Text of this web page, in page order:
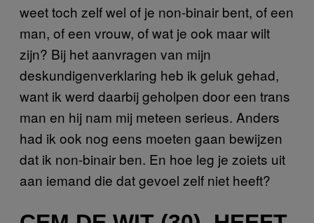
weet toch zelf wel of je non-binair bent, of een
man, of een vrouw, of wat je ook maar wilt
zijn? Bij het aanvragen van mijn
deskundigenverklaring heb ik geluk gehad,
want ik werd daarbij geholpen door een trans
man en hij nam mij meteen serieus. Anders
had ik ook nog eens moeten gaan bewijzen
dat ik non-binair ben. En hoe leg je zoiets uit
aan iemand die dat gevoel zelf niet heeft?